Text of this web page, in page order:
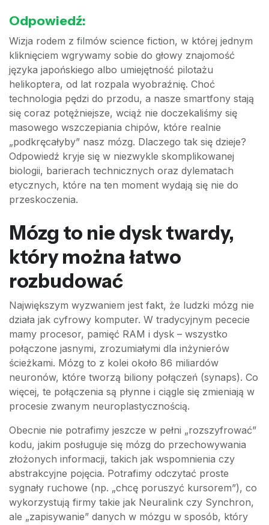
Odpowiedź:
Wizja rodem z filmów science fiction, w której jednym
kliknięciem wgrywamy sobie do głowy znajomość
języka japońskiego albo umiejętność pilotażu
helikoptera, od lat rozpala wyobraźnię. Choć
technologia pędzi do przodu, a nasze smartfony stają
się coraz potężniejsze, wciąż nie doczekaliśmy się
masowego wszczepiania chipów, które realnie
„podkręcałyby” nasz mózg. Dlaczego tak się dzieje?
Odpowiedź kryje się w niezwykle skomplikowanej
biologii, barierach technicznych oraz dylematach
etycznych, które na ten moment wydają się nie do
przeskoczenia.
Mózg to nie dysk twardy,
który można łatwo
rozbudować
Największym wyzwaniem jest fakt, że ludzki mózg nie
działa jak cyfrowy komputer. W tradycyjnym pececie
mamy procesor, pamięć RAM i dysk – wszystko
połączone jasnymi, zrozumiałymi dla inżynierów
ścieżkami. Mózg to z kolei około 86 miliardów
neuronów, które tworzą biliony połączeń (synaps). Co
więcej, te połączenia są płynne i ciągle się zmieniają w
procesie zwanym neuroplastycznością.
Obecnie nie potrafimy jeszcze w pełni „rozszyfrować”
kodu, jakim posługuje się mózg do przechowywania
złożonych informacji, takich jak wspomnienia czy
abstrakcyjne pojęcia. Potrafimy odczytać proste
sygnały ruchowe (np. „chcę poruszyć kursorem”), co
wykorzystują firmy takie jak Neuralink czy Synchron,
ale „zapisywanie” danych w mózgu w sposób, który